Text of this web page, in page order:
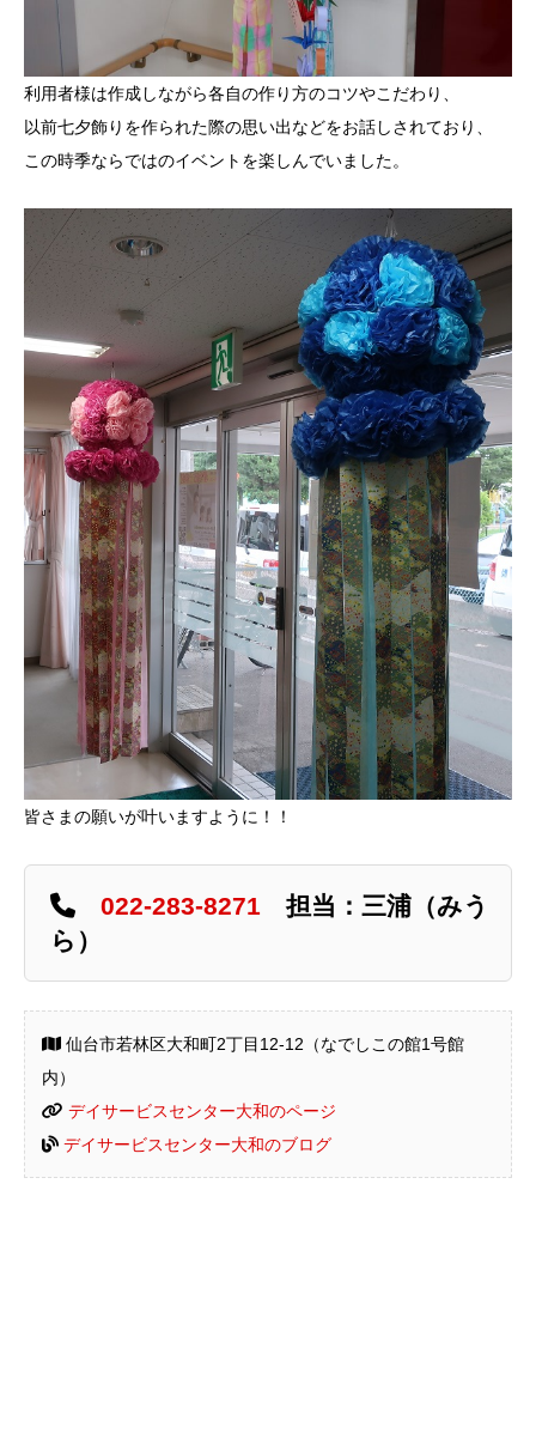
利用者様は作成しながら各自の作り方のコツやこだわり、
以前七夕飾りを作られた際の思い出などをお話しされており、
この時季ならではのイベントを楽しんでいました。
皆さまの願いが叶いますように！！
022-283-8271 担当：三浦（みう
ら）
仙台市若林区大和町2丁目12-12（なでしこの館1号館
内）
デイサービスセンター大和のページ
デイサービスセンター大和のブログ